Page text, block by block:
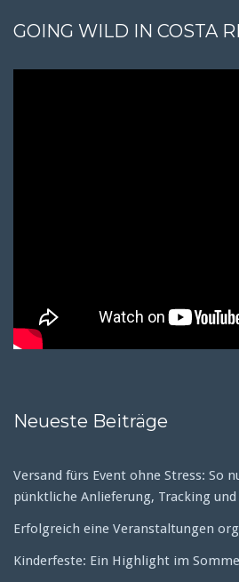
GOING WILD IN COSTA
Neueste Beiträge
Versand fürs Event ohne Stress: So
pünktliche Anlieferung, Tracking und
Erfolgreich eine Veranstaltungen
Kinderfeste: Ein Highlight im